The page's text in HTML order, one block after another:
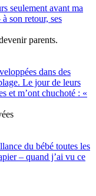
seulement avant ma
son retour, ses
parents.
dans des
Le jour de leurs
et m’ont chuchoté : «
du bébé toutes les
– quand j’ai vu ce